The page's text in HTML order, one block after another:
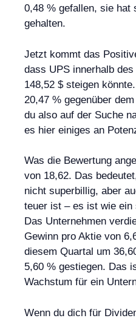
0,48 % gefallen, sie hat
gehalten.
Jetzt kommt das
dass UPS innerhalb
148,52 $ steigen
20,47 % gegenüber
du also auf der Suche
es hier einiges an
Was die Bewertung
von 18,62. Das
nicht superbillig, aber
teuer ist – es ist wie
Das Unternehmen
Gewinn pro Aktie von
diesem Quartal um
5,60 % gestiegen. Das
Wachstum für ein
Wenn du dich für